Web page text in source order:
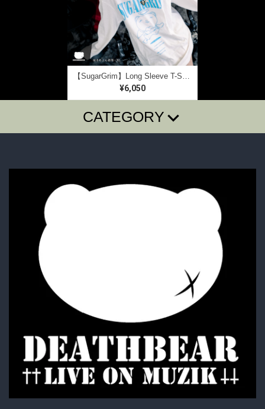
【SugarGrim】Long Sleeve T-SHIRTS【ANGEL】
¥6,050
CATEGORY
T-SHIRTS LONG SLEEVE T
ACCESSORY